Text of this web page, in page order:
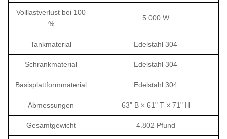
Volllastverlust bei 100
%
5.000 W
Tankmaterial Edelstahl 304
Schrankmaterial Edelstahl 304
Basisplattformmaterial Edelstahl 304
Abmessungen 63" B × 61" T × 71" H
Gesamtgewicht 4.802 Pfund